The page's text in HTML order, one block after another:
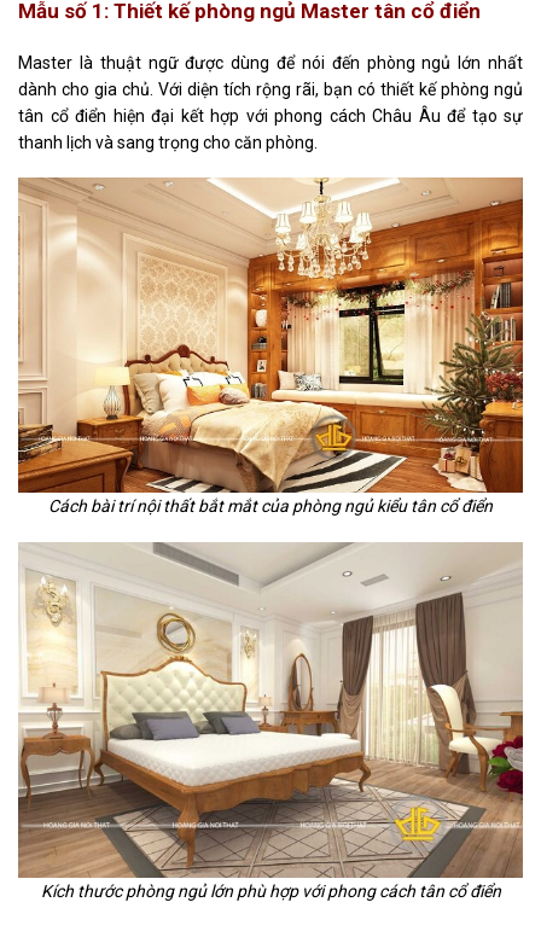
Mẫu số 1: Thiết kế phòng ngủ Master tân cổ điển
Master là thuật ngữ được dùng để nói đến phòng ngủ lớn nhất
dành cho gia chủ. Với diện tích rộng rãi, bạn có thiết kếphòng ngủ
tân cổ điển hiện đại kết hợp với phong cách Châu Âu để tạo sự
thanh lịch và sang trọng cho căn phòng.
Cách bài trí nội thất bắt mắt của phòng ngủ kiểu tân cổ điển
Kích thước phòng ngủ lớn phù hợp với phong cách tân cổ điển